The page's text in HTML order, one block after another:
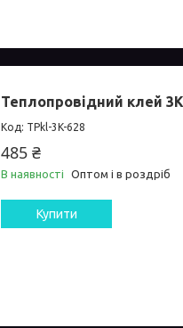
Теплопровідний клей
TPkl-3K-628
485 ₴
В наявності Оптом і в роздріб
Купити